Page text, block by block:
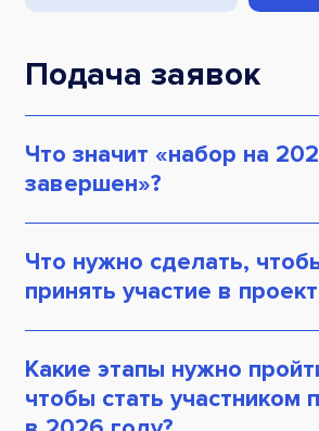
Подача заявок
Что значит «набор на
завершен»?
Набор участников проекта
закрыт.В настоящее время
резервный список
на следующий, 2026 год.
из этого списка получат
приглашения на бесплатное
только на портале «Работа
появятся новые
Что нужно сделать,
принять участие в
Вам необходимо подать
сайте, а затем подтвердить ее
«Работа России».
Какие этапы нужно
чтобы стать участником